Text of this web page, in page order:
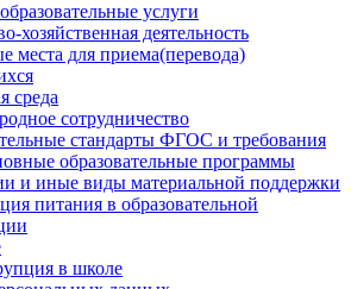
услуги
хозяйственная деятельность
места для приема(перевода)
среда
сотрудничество
стандарты ФГОС и требования
образовательные программы
и иные виды материальной поддержки
питания в образовательной
в школе